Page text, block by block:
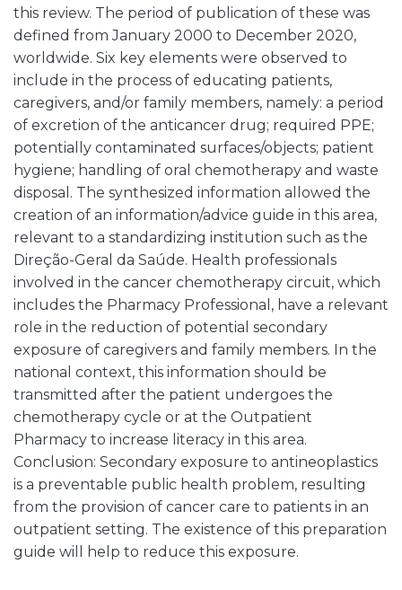
this review. The period of publication of these was
defined from January 2000 to December 2020,
worldwide. Six key elements were observed to
include in the process of educating patients,
caregivers, and/or family members, namely: a period
of excretion of the anticancer drug; required PPE;
potentially contaminated surfaces/objects; patient
hygiene; handling of oral chemotherapy and waste
disposal. The synthesized information allowed the
creation of an information/advice guide in this area,
relevant to a standardizing institution such as the
Direção-Geral da Saúde. Health professionals
involved in the cancer chemotherapy circuit, which
includes the Pharmacy Professional, have a relevant
role in the reduction of potential secondary
exposure of caregivers and family members. In the
national context, this information should be
transmitted after the patient undergoes the
chemotherapy cycle or at the Outpatient
Pharmacy to increase literacy in this area.
Conclusion: Secondary exposure to antineoplastics
is a preventable public health problem, resulting
from the provision of cancer care to patients in an
outpatient setting. The existence of this preparation
guide will help to reduce this exposure.